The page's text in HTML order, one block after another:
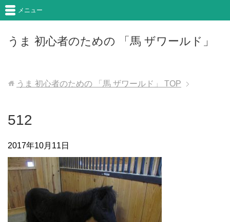
うま 初心者のための 「馬 ザワールド」
メニュー
うま 初心者のための 「馬 ザワールド」 TOP
512
2017年10月11日